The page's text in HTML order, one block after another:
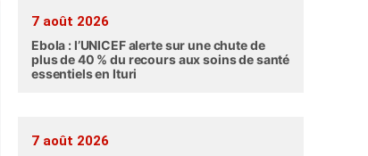
7 août 2026
Ebola : l’UNICEF alerte sur une chute de
plus de 40 % du recours aux soins de santé
essentiels en Ituri
7 août 2026